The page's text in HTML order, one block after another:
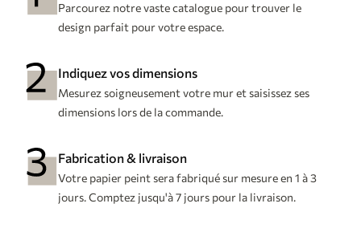
Parcourez notre vaste catalogue pour trouver le
design parfait pour votre espace.
Indiquez vos dimensions
Mesurez soigneusement votre mur et saisissez ses
dimensions lors de la commande.
Fabrication & livraison
Votre papier peint sera fabriqué sur mesure en 1 à 3
jours. Comptez jusqu'à 7 jours pour la livraison.